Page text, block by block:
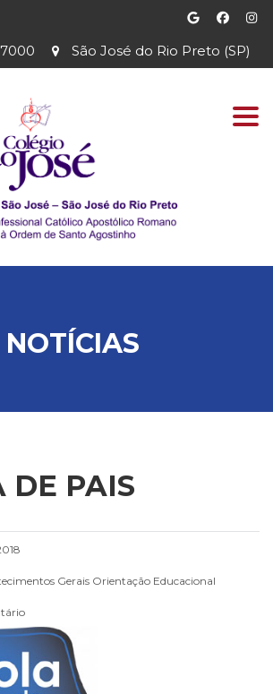
São José do Rio Preto (SP)
NOTÍCIAS
DE PAIS
Gerais Orientação Educacional